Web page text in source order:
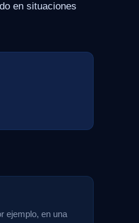
en situaciones
ejemplo, en una